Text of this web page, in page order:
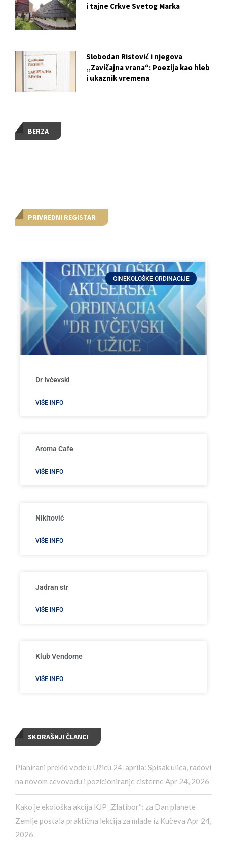
BERZA
PRIVREDNI REGISTAR
GINEKOLOŠKE ORDINACIJE
Dr Ivčevski
VIŠE INFO
Aroma Cafe
VIŠE INFO
Nikitović
VIŠE INFO
Jadran str
VIŠE INFO
Klub Vendome
VIŠE INFO
SKORAŠNJI ČLANCI
Planirani prekid vode u Užicu 24. aprila: Spisak ulica, radovi
na novom cevovodu i pozicioniranje cisterne Apr 24, 2026
Kako je ekološka akcija KJP „Zlatibor“: za Dan planete
Zemlje postala praktična lekcija za mlade iz Kučeva Apr 24,
2026
i tajne Crkve Svetog Marka
Slobodan Ristović i njegova
„Zavičajna vrana“: Poezija kao hleb
i ukaznik vremena